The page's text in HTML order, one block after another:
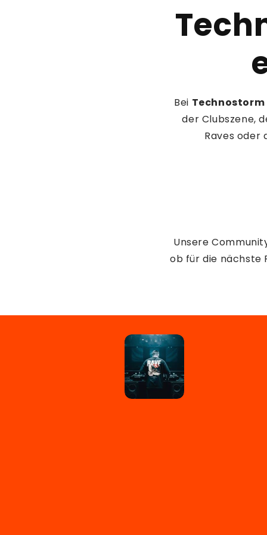
Bei Technostorm
der Clubszene,
Raves oder
Unsere
ob für die nächste